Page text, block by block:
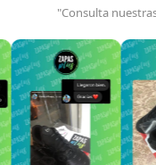
"Consulta